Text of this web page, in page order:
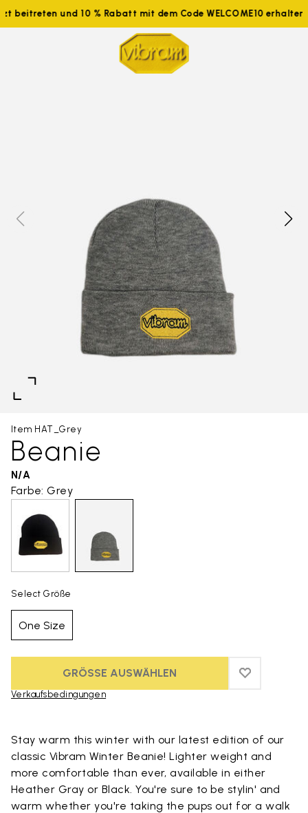
beitreten und 10 % Rabatt mit dem Code WELCOME10
Item HAT_Grey
Beanie
N/A
Farbe: Grey
Select Größe
One Size
GRÖSSE AUSWÄHLEN ADD TO
ADD TO
Verkaufsbedingungen
Stay warm this winter with our latest edition of our
classic Vibram Winter Beanie! Lighter weight and
more comfortable than ever, available in either
Heather Gray or Black. You're sure to be stylin' and
warm whether you're taking the pups out for a walk